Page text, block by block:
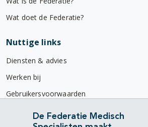
Wat doet de Federatie?
Nuttige links
Diensten & advies
Werken bij
Gebruikersvoorwaarden
Privacyverklaring
De Federatie Medisch